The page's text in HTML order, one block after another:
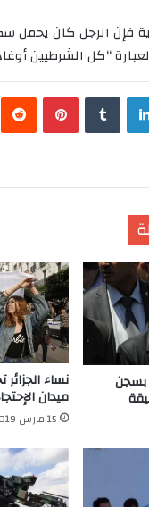
فإن الرجل كان يحمل
لينكدإن بينتيريست
بسجن نساء
ميدان
15 مارس 2019